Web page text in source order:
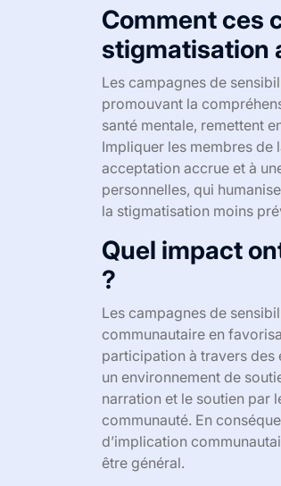
Comment ces
stigmatisation
Les campagnes de
promouvant la
santé mentale, remettent
Impliquer les membres de
acceptation accrue et à
personnelles, qui
la stigmatisation moins
Quel impact
?
Les campagnes de
communautaire en
participation à travers des
un environnement de
narration et le soutien par
communauté. En
d’implication
être général.